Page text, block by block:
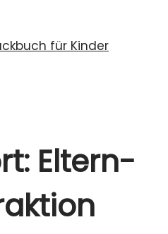
für Kinder
Eltern-